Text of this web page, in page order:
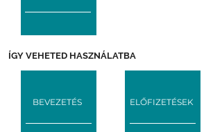
ÍGY VEHETED HASZNÁLATBA
BEVEZETÉS ELŐFIZETÉSEK